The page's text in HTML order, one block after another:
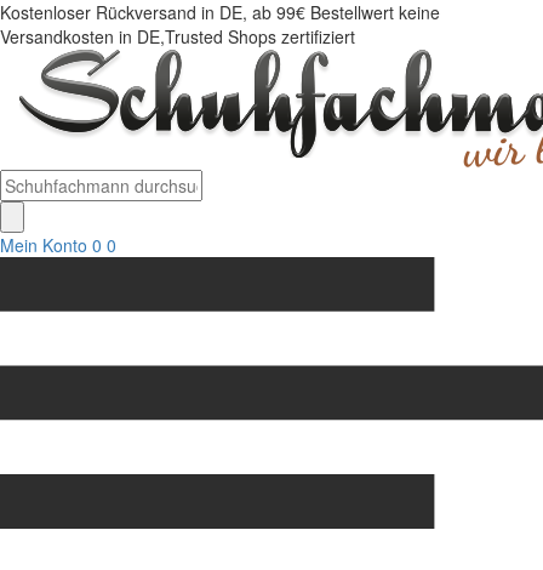
Kostenloser Rückversand in DE, ab 99€ Bestellwert keine
Versandkosten in DE,Trusted Shops zertifiziert
Mein Konto 0 0